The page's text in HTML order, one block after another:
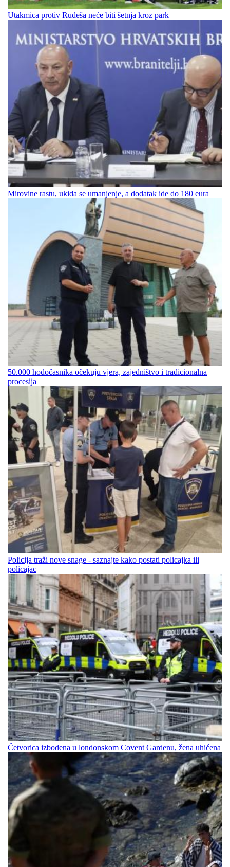
Utakmica protiv Rudeša neće biti šetnja kroz park
Mirovine rastu, ukida se umanjenje, a dodatak ide do 180 eura
50.000 hodočasnika očekuju vjera, zajedništvo i tradicionalna
procesija
Policija traži nove snage - saznajte kako postati policajka ili
policajac
Četvorica izbodena u londonskom Covent Gardenu, žena uhićena